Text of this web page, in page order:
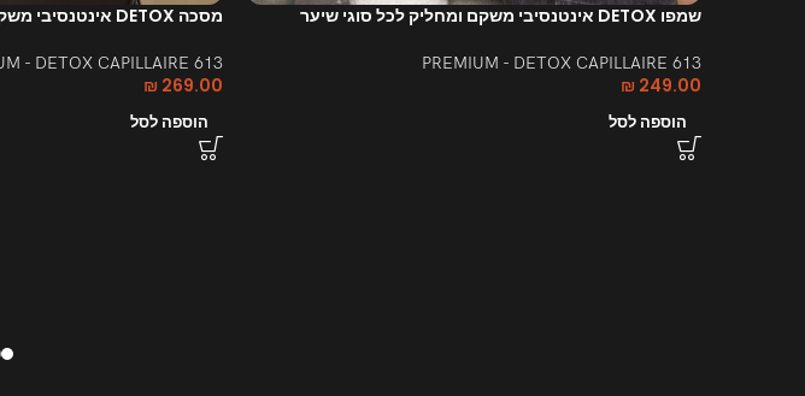
שמפו DETOX אינטנסיבי משקם ומחליק לכל סוגי שיער
613 PREMIUM - DETOX CAPILLAIRE
₪ 249.00
הוספה לסל
מסכה DETOX אינטנסיבי משקמת ומחליקה לכל סוגי שיער
613 PREMIUM - DETOX CAPILLAIRE
₪269.00
הוספה לסל